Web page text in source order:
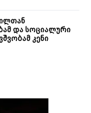
და სოციალური
კენი